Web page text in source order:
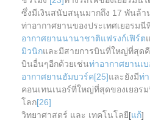
ซึ่งมีเงินสนับสนุนมากถึง 17 พันล้า
ท่าอากาศยานของประเทศเย
อากาศยานนานาชาติแฟรงก์เฟิร์ต
มิวนิกและมีสายการบินที่ใหญ่ที่สุด
บินอื่นๆอีกด้วยเช่นท่าอากาศยานเ
อากาศยานฮัมบวร์ค[25]และยังมีท่
คอนเทนเนอร์ที่ใหญ่ที่สุดของเยอร
โลก[26]
วิทยาศาสตร์ และ เทคโนโลยี[แก้]